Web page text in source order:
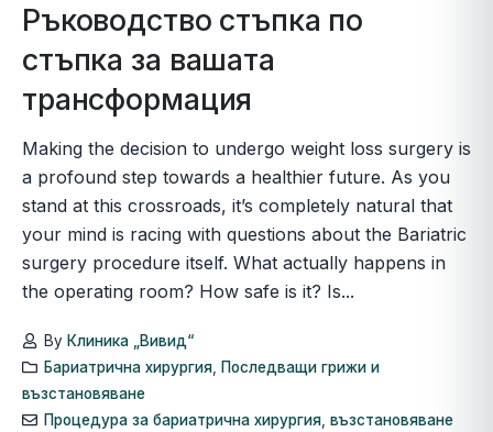
Ръководство стъпка по
стъпка за вашата
трансформация
Making the decision to undergo weight loss surgery is
a profound step towards a healthier future. As you
stand at this crossroads, it’s completely natural that
your mind is racing with questions about the Bariatric
surgery procedure itself. What actually happens in
the operating room? How safe is it? Is...
By Клиника „Вивид“
Бариатрична хирургия,
Последващи грижи и
възстановяване
Процедура за бариатрична хирургия, възстановяване